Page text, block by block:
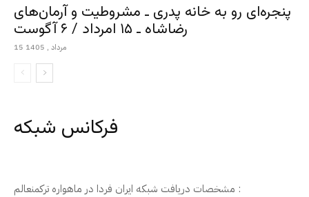
پنجره‌ای رو به خانه پدری ـ مشروطیت و آرمان‌های
رضاشاه ـ ۱۵ امرداد / ۶ آگوست
15 مرداد , 1405
فرکانس شبکه
مشخصات دریافت شبکه ایران فردا در ماهواره ترکمنعالم :